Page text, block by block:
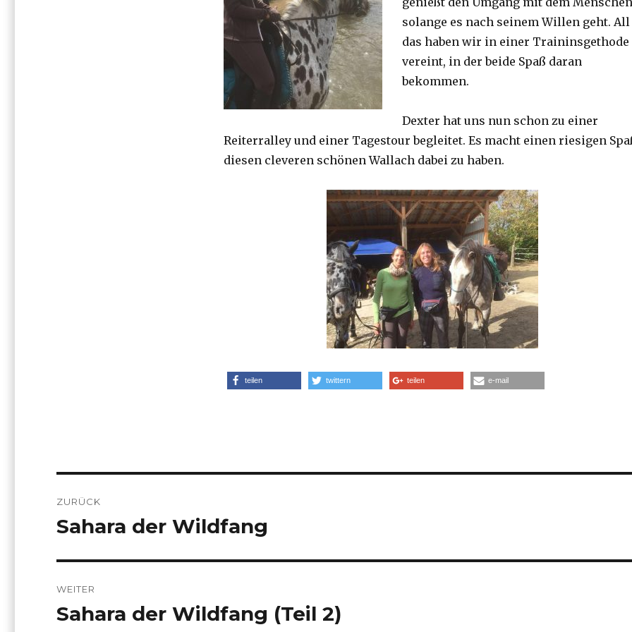
solange es nach seinem Willen geht. All
das haben wir in einer Traininsgethode
vereint, in der beide Spaß daran
bekommen.
Dexter hat uns nun schon zu einer
Reiterralley und einer Tagestour begleitet. Es macht einen riesigen
diesen cleveren schönen Wallach dabei zu haben.
teilen twittern teilen e-mail
Navigation
ZURÜCK
Vorheriger
Sahara der Wildfang
WEITER
Nächster
Sahara der Wildfang (Teil 2)